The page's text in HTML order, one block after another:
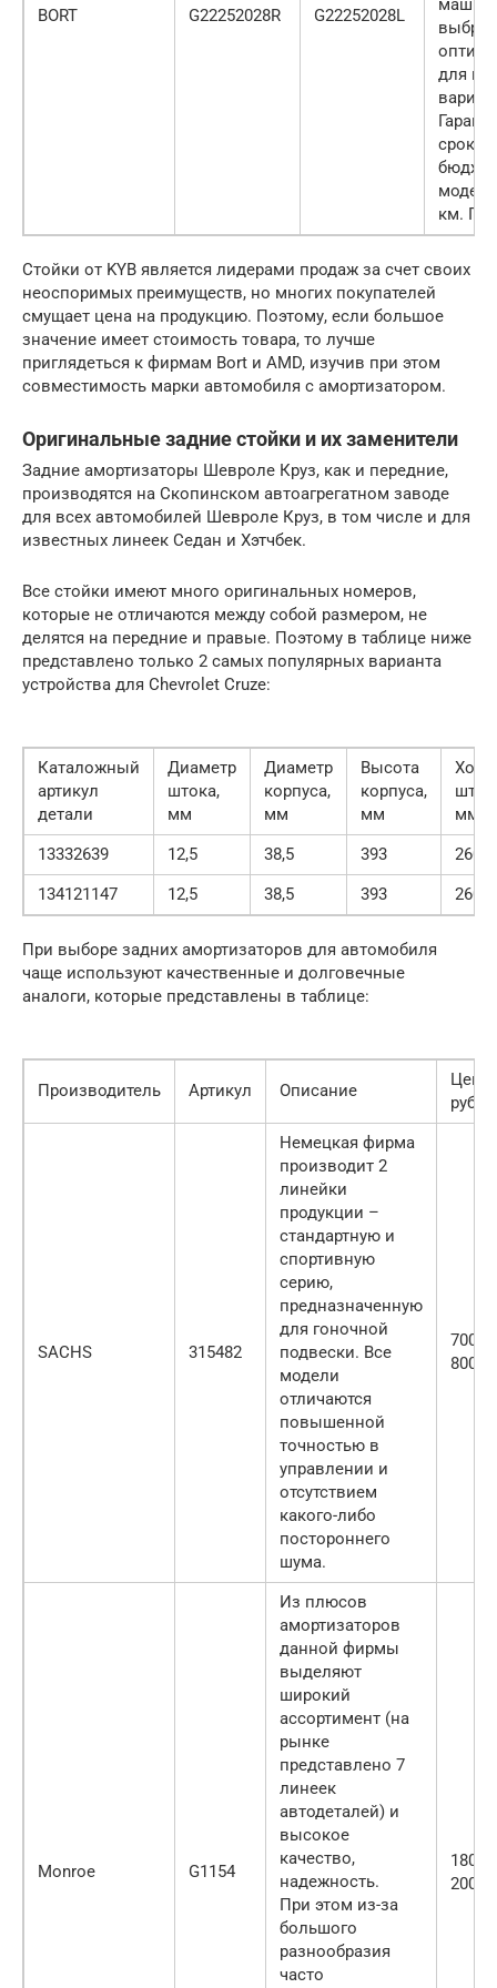
BORT G22252028R G22252028L
для
срок на
км.
Стойки от KYB является лидерами продаж за счет своих
неоспоримых преимуществ, но многих покупателей
смущает цена на продукцию. Поэтому, если большое
значение имеет стоимость товара, то лучше
приглядеться к фирмам Bort и AMD, изучив при этом
совместимость марки автомобиля с амортизатором.
Оригинальные задние стойки и их заменители
Задние амортизаторы Шевроле Круз, как и передние,
производятся на Скопинском автоагрегатном заводе
для всех автомобилей Шевроле Круз, в том числе и для
известных линеек Седан и Хэтчбек.
Все стойки имеют много оригинальных номеров,
которые не отличаются между собой размером, не
делятся на передние и правые. Поэтому в таблице ниже
представлено только 2 самых популярных варианта
устройства для Chevrolet Cruze:
Каталожный
артикул
детали
Диаметр
штока,
мм
Диаметр
корпуса,
мм
Высота
корпуса,
мм
Ход
мм
13332639
12,5 38,5 393
260
134121147
12,5 38,5 393 260
При выборе задних амортизаторов для автомобиля
чаще используют качественные и долговечные
аналоги, которые представлены в таблице:
Производитель Артикул Описание
Цена,
руб.
SACHS 315482
Немецкая фирма
производит 2
линейки
продукции –
стандартную и
спортивную
серию,
предназначенную
для гоночной
подвески. Все
модели
отличаются
повышенной
точностью в
управлении и
отсутствием
какого-либо
постороннего
шума.
7000-
8000
Monroe G1154
Из плюсов
амортизаторов
данной фирмы
выделяют
широкий
ассортимент (на
рынке
представлено 7
линеек
автодеталей) и
высокое
качество,
надежность.
При этом из-за
большого
разнообразия
часто
1800-
2000